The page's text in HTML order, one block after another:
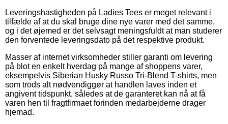
Leveringshastigheden på Ladies Tees er meget relevant i
tilfælde af at du skal bruge dine nye varer med det samme,
og i det øjemed er det selvsagt meningsfuldt at man studerer
den forventede leveringsdato på det respektive produkt.
Masser af internet virksomheder stiller garanti om levering
på blot en enkelt hverdag på mange af shoppens varer,
eksempelvis Siberian Husky Russo Tri-Blend T-shirts, men
som trods alt nødvendiggør at handlen laves inden et
angivent tidspunkt, således at de garanteret kan nå at få
varen hen til fragtfirmaet forinden medarbejderne drager
hjemad.